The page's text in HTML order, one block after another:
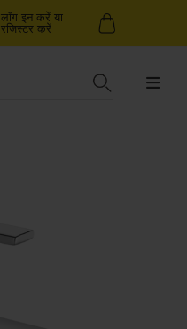
लॉग इन करें या
रजिस्टर करें